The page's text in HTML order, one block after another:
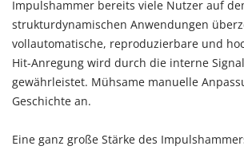
Impulshammer bereits viele Nutzer auf
strukturdynamischen Anwendungen
vollautomatische, reproduzierbare und
Hit-Anregung wird durch die interne
gewährleistet. Mühsame manuelle
Geschichte an.
Eine ganz große Stärke des